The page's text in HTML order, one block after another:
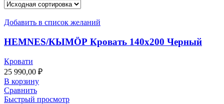
Добавить в список желаний
HEMNES/КЫМӦР Кровать 140х200 Черный
Кровати
25 990,00 ₽
В корзину
Сравнить
Быстрый просмотр